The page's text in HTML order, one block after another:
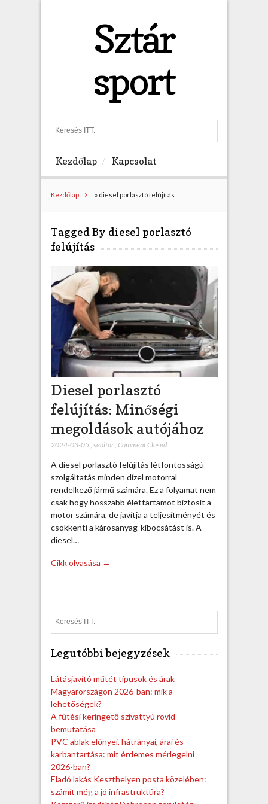
Sztár
sport
e
h
Kezdőlap Kapcsolat
Kezdőlap » diesel porlasztó felújítás
Tagged By diesel porlasztó
felújítás
Diesel porlasztó
felújítás: Minőségi
megoldások autójához
2024-03-05 seditor, Comment Closed
A diesel porlasztó felújítás létfontosságú
szolgáltatás minden dízel motorral
rendelkező jármű számára. Ez a folyamat nem
csak hogy hosszabb élettartamot biztosít a
motor számára, de javítja a teljesítményét és
csökkenti a károsanyag-kibocsátást is. A
diesel…
Cikk olvasása →
e
Legutóbbi bejegyzések
Látásjavító műtét típusok és árak
Magyarországon 2026-ban: mik a
lehetőségek?
A fűtési keringető szivattyú rövid
bemutatása
PVC ablak előnyei, hátrányai, árai és
karbantartása: mit érdemes mérlegelni
2026-ban?
Eladó lakás Keszthelyen posta közelében:
számít még a jó infrastruktúra?